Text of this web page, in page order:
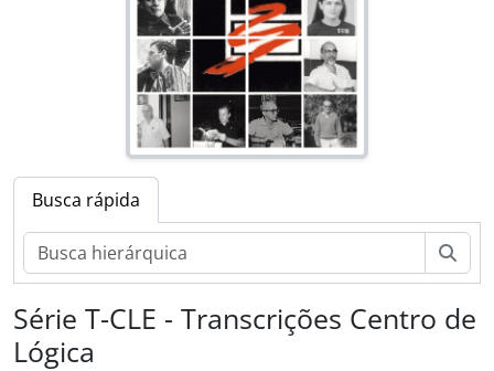
Busca rápida
Série T-CLE - Transcrições Centro de
Lógica